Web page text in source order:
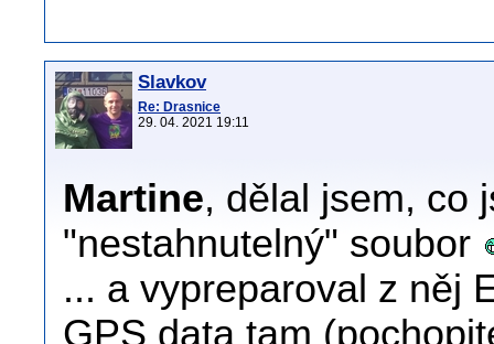
Slavkov
Re: Drasnice
29. 04. 2021 19:11
Martine, dělal jsem, co
"nestahnutelný" soubor
... a vypreparoval z něj
GPS data tam